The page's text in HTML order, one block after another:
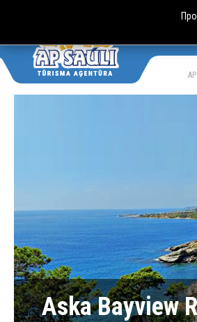
Aska Bayview